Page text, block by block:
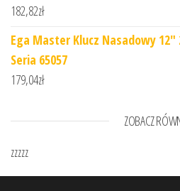
182,82zł
Ega Master Klucz Nasadowy 12"
Seria 65057
179,04zł
ZOBACZ
zzzzz